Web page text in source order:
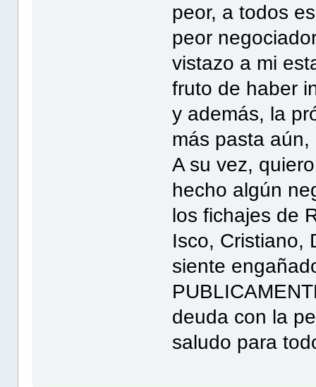
peor, a todos
peor
vistazo a mi
fruto de haber
y además, la
más pasta
A su vez,
hecho algún
los fichajes de
Isco, Cristiano,
siente
deuda con la
saludo para